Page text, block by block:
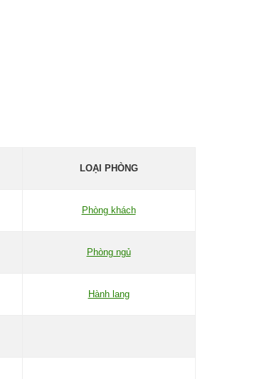
LOẠI PHÒNG
Phòng khách
Phòng ngủ
Hành lang